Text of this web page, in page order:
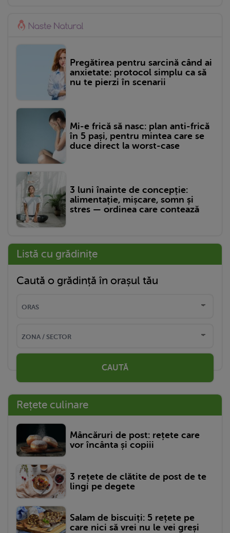
Pregătirea pentru sarcină când ai
anxietate: protocol simplu ca să
nu te pierzi în scenarii
Mi-e frică să nasc: plan anti-frică
în 5 pași, pentru mintea care se
duce direct la worst-case
3 luni înainte de concepție:
alimentație, mișcare, somn și
stres — ordinea care contează
Listă cu grădinițe
Caută o grădință în orașul tău
CAUTĂ
Rețete culinare
Mâncăruri de post: rețete care
vor încânta și copiii
3 rețete de clătite de post de te
lingi pe degete
Salam de biscuiți: 5 rețete pe
care nici să vrei nu le vei greși